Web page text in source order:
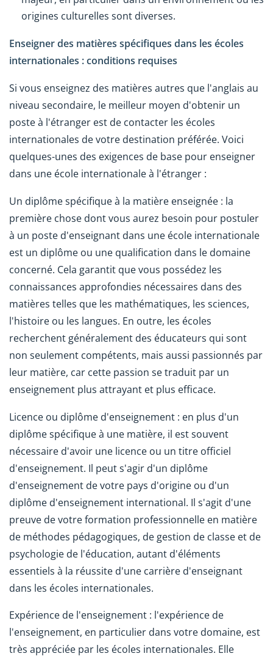
origines culturelles sont diverses.
Enseigner des matières spécifiques dans les écoles
internationales : conditions requises
Si vous enseignez des matières autres que l'anglais au
niveau secondaire, le meilleur moyen d'obtenir un
poste à l'étranger est de contacter les écoles
internationales de votre destination préférée. Voici
quelques-unes des exigences de base pour enseigner
dans une école internationale à l'étranger :
Un diplôme spécifique à la matière enseignée : la
première chose dont vous aurez besoin pour postuler
à un poste d'enseignant dans une école internationale
est un diplôme ou une qualification dans le domaine
concerné. Cela garantit que vous possédez les
connaissances approfondies nécessaires dans des
matières telles que les mathématiques, les sciences,
l'histoire ou les langues. En outre, les écoles
recherchent généralement des éducateurs qui sont
non seulement compétents, mais aussi passionnés par
leur matière, car cette passion se traduit par un
enseignement plus attrayant et plus efficace.
Licence ou diplôme d'enseignement : en plus d'un
diplôme spécifique à une matière, il est souvent
nécessaire d'avoir une licence ou un titre officiel
d'enseignement. Il peut s'agir d'un diplôme
d'enseignement de votre pays d'origine ou d'un
diplôme d'enseignement international. Il s'agit d'une
preuve de votre formation professionnelle en matière
de méthodes pédagogiques, de gestion de classe et de
psychologie de l'éducation, autant d'éléments
essentiels à la réussite d'une carrière d'enseignant
dans les écoles internationales.
Expérience de l'enseignement : l'expérience de
l'enseignement, en particulier dans votre domaine, est
très appréciée par les écoles internationales. Elle